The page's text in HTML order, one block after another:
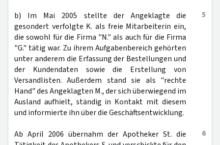
5
b) Im Mai 2005 stellte der Angeklagte die
gesondert verfolgte K. als freie Mitarbeiterin ein,
die sowohl für die Firma "N." als auch für die Firma
"G." tätig war. Zu ihrem Aufgabenbereich gehörten
unter anderem die Erfassung der Bestellungen und
der Kundendaten sowie die Erstellung von
Versandlisten. Außerdem stand sie als "rechte
Hand" des Angeklagten M., der sich überwiegend im
Ausland aufhielt, ständig in Kontakt mit diesem
und informierte ihn über die Geschäftsentwicklung.
6
Ab April 2006 übernahm der Apotheker St. die